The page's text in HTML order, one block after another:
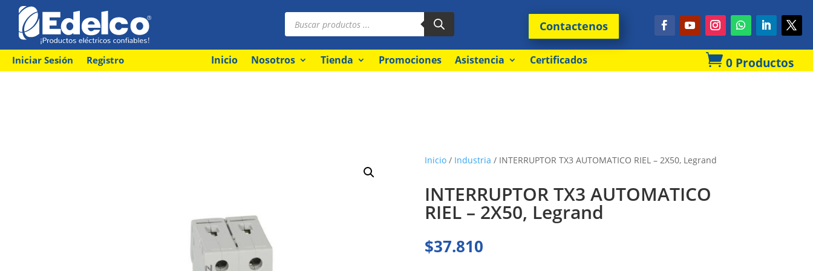
Búsqueda
productos Contactenos
Iniciar Sesión Registro Inicio Nosotros Tienda Promociones Asistencia Certificados  0 Productos
Inicio/ Industria / INTERRUPTOR TX3 AUTOMATICO RIEL – 2X50, Legrand
INTERRUPTOR TX3 AUTOMATICO
RIEL – 2X50, Legrand
$37.810